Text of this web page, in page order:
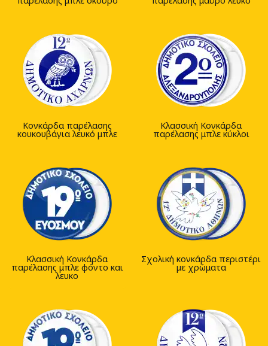
Κονκάρδα παρέλασης
κουκουβάγια λευκό μπλε
Κλασσική Κονκάρδα
παρέλασης μπλε κύκλοι
Κλασσική Κονκάρδα
παρέλασης μπλε φόντο και
λευκο
Σχολική κονκάρδα περιστέρι
με χρώματα